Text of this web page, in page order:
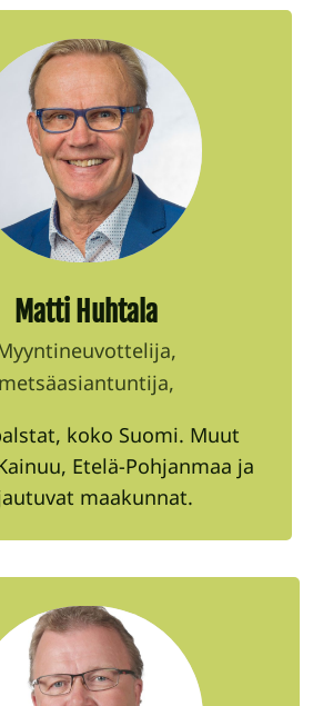
Matti Huhtala
metsäasiantuntija,
koko Suomi. Muut
Etelä-Pohjanmaa ja
maakunnat.